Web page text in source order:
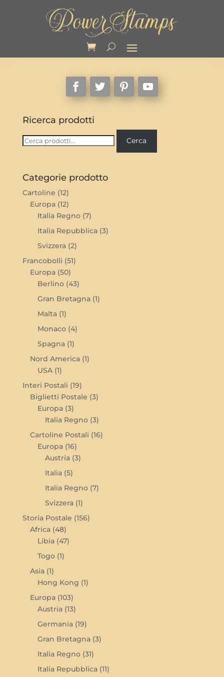
Ricerca prodotti
Cerca:
Cerca
Categorie prodotto
Cartoline (12)
Europa (12)
Italia Regno (7)
Italia Repubblica (3)
Svizzera (2)
Francobolli (51)
Europa (50)
Berlino (43)
Gran Bretagna (1)
Malta (1)
Monaco (4)
Spagna (1)
Nord America (1)
USA (1)
Interi Postali (19)
Biglietti Postale (3)
Europa (3)
Italia Regno (3)
Cartoline Postali (16)
Europa (16)
Austria (3)
Italia (5)
Italia Regno (7)
Svizzera (1)
Storia Postale (156)
Africa (48)
Libia (47)
Togo (1)
Asia (1)
Hong Kong (1)
Europa (103)
Austria (13)
Germania (19)
Gran Bretagna (3)
Italia Regno (31)
Italia Repubblica (11)